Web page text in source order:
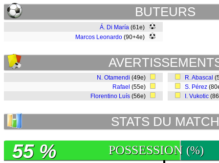
BUTEURS
Á. Di María (61e)
Marcos Leonardo (90+4e)
N. Otamendi (49e)
Rafael (55e)
Florentino Luís (56e)
R. Abascal
S. Pérez
I. Vukotic
STATS DU MATCH
POSSESSION (%)
55 %